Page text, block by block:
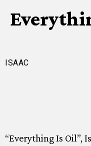
ISAAC
“Everything Is Oil”,